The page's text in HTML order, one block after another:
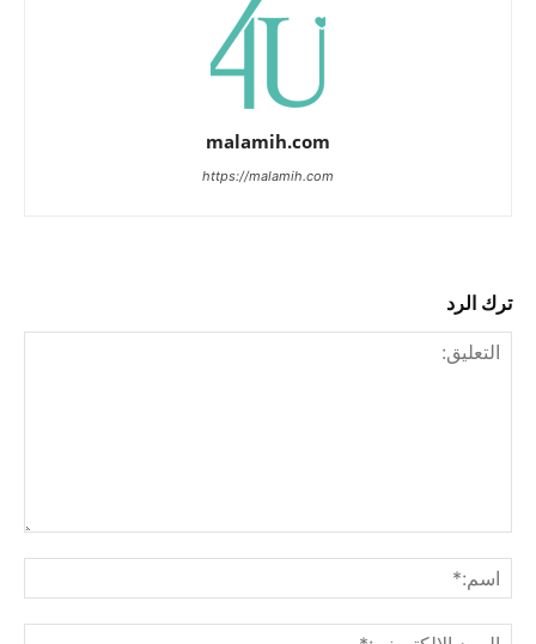
malamih.com
https://malamih.com
ترك الرد